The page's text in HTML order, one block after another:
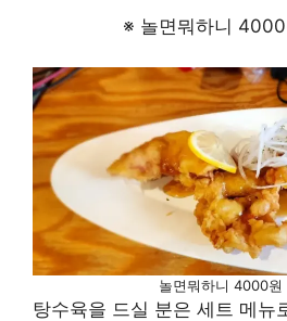
※ 놀면뭐하니
놀면뭐하니 4000원
탕수육을 드실 분은 세트 메뉴